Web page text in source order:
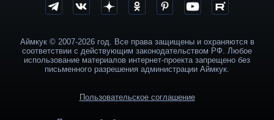
Аймкук © 2007-2026 год. Все права защищены и охраняются в
соответствии с действующим законодательством РФ. Любое
использование материалов интернет-проекта запрещено без
письменного разрешения администрации Аймкук.
Пользовательское соглашение